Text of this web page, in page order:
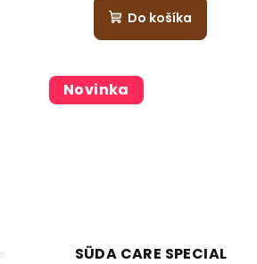
Do košíka
Novinka
SÜDA CARE SPECIAL